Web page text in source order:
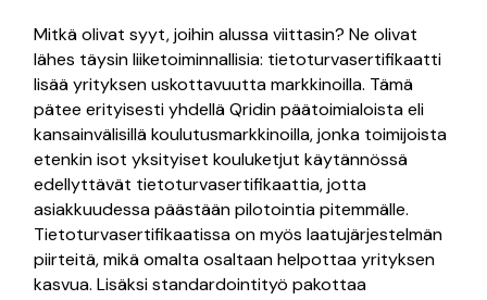
Mitkä olivat syyt, joihin alussa viittasin? Ne olivat
lähes täysin liiketoiminnallisia: tietoturvasertifikaatti
lisää yrityksen uskottavuutta markkinoilla. Tämä
pätee erityisesti yhdellä Qridin päätoimialoista eli
kansainvälisillä koulutusmarkkinoilla, jonka toimijoista
etenkin isot yksityiset kouluketjut käytännössä
edellyttävät tietoturvasertifikaattia, jotta
asiakkuudessa päästään pilotointia pitemmälle.
Tietoturvasertifikaatissa on myös laatujärjestelmän
piirteitä, mikä omalta osaltaan helpottaa yrityksen
kasvua. Lisäksi standardointityö pakottaa